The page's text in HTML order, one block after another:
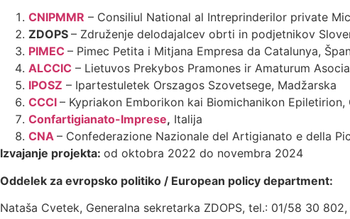
CNIPMMR – Consiliul National al Intreprinderilor private
ZDOPS – Združenje delodajalcev obrti in podjetnikov
PIMEC – Pimec Petita i Mitjana Empresa da Catalunya,
ALCCIC – Lietuvos Prekybos Pramones ir Amaturum
IPOSZ – Ipartestuletek Orszagos Szovetsege, Madžarska
CCCI – Kypriakon Emborikon kai Biomichanikon Epiletirion,
Confartigianato-Imprese, Italija
CNA – Confederazione Nazionale del Artigianato e della
Izvajanje projekta: od oktobra 2022 do novembra 2024
Oddelek za evropsko politiko / European policy department:
Nataša Cvetek, Generalna sekretarka ZDOPS, tel.: 01/58 30